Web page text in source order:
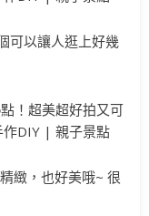
可以讓人逛上好幾
緻，也好美哦~ 很